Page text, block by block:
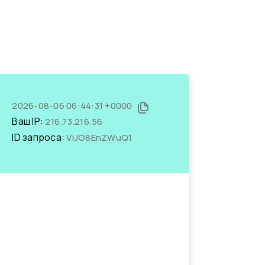
2026-08-06 06:44:31 +0000
Ваш IP:216.73.216.56
ID запроса:ViJO8EnZWuQ1